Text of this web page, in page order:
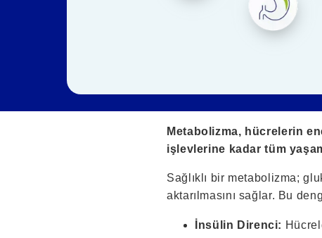
Metabolizma, hücrelerin
işlevlerine kadar tüm
Sağlıklı bir metabolizma;
aktarılmasını sağlar. Bu
İnsülin Direnci: